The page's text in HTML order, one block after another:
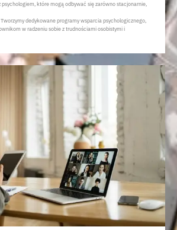
psychologiem, które mogą odbywać się zarówno stacjonarnie,
Tworzymy dedykowane programy wsparcia psychologicznego,
w radzeniu sobie z trudnościami osobistymi i